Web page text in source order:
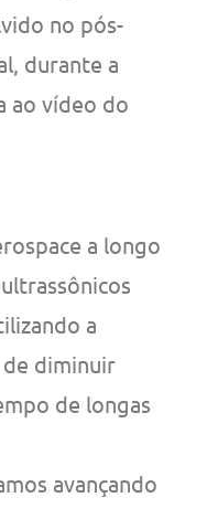
no pós-
durante a
ao vídeo do
a longo
a
de diminuir
de longas
avançando